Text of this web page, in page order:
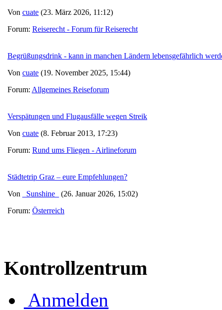
Von cuate (23. März 2026, 11:12)
Forum: Reiserecht - Forum für Reiserecht
Begrüßungsdrink - kann in manchen Ländern lebensgefährlich
Von cuate (19. November 2025, 15:44)
Forum: Allgemeines Reiseforum
Verspätungen und Flugausfälle wegen Streik
Von cuate (8. Februar 2013, 17:23)
Forum: Rund ums Fliegen - Airlineforum
Städtetrip Graz – eure Empfehlungen?
Von
_Sunshine_
(26. Januar 2026, 15:02)
Forum: Österreich
Kontrollzentrum
Anmelden